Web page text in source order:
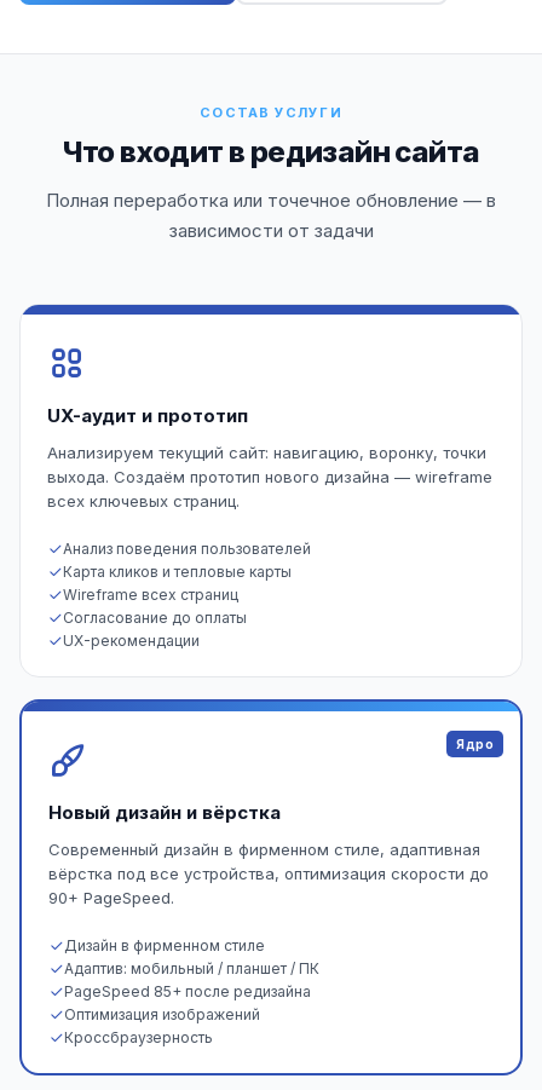
СОСТАВ УСЛУГИ
Что входит в редизайн сайта
Полная переработка или точечное обновление — в
зависимости от задачи
UX-аудит и прототип
Анализируем текущий сайт: навигацию, воронку, точки
выхода. Создаём прототип нового дизайна — wireframe
всех ключевых страниц.
Анализ поведения пользователей
Карта кликов и тепловые карты
Wireframe всех страниц
Согласование до оплаты
UX-рекомендации
Ядро
Новый дизайн и вёрстка
Современный дизайн в фирменном стиле, адаптивная
вёрстка под все устройства, оптимизация скорости до
90+ PageSpeed.
Дизайн в фирменном стиле
Адаптив: мобильный / планшет / ПК
PageSpeed 85+ после редизайна
Оптимизация изображений
Кроссбраузерность